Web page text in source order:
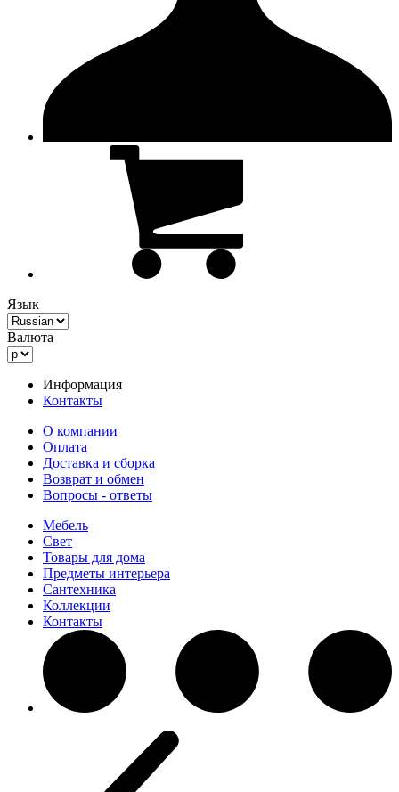
Язык
Валюта
Информация
Контакты
О компании
Оплата
Доставка и сборка
Возврат и обмен
Вопросы - ответы
Мебель
Свет
Товары для дома
Предметы интерьера
Сантехника
Коллекции
Контакты